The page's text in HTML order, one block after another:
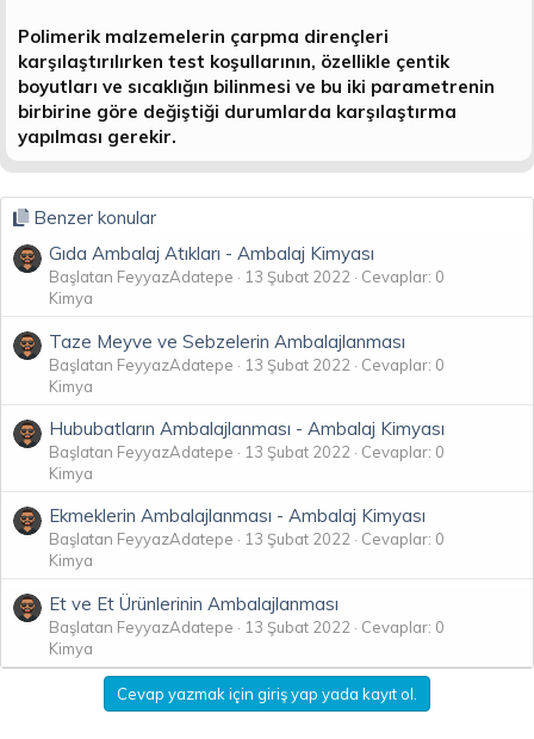
Polimerik malzemelerin çarpma dirençleri
karşılaştırılırken test koşullarının, özellikle çentik
boyutları ve sıcaklığın bilinmesi ve bu iki parametrenin
birbirine göre değiştiği durumlarda karşılaştırma
yapılması gerekir.
Benzer konular
Gıda Ambalaj Atıkları - Ambalaj Kimyası
Başlatan FeyyazAdatepe 13 Şubat 2022
Cevaplar: 0
Kimya
Taze Meyve ve Sebzelerin Ambalajlanması
Başlatan FeyyazAdatepe 13 Şubat 2022
Cevaplar: 0
Kimya
Hububatların Ambalajlanması - Ambalaj Kimyası
Başlatan FeyyazAdatepe 13 Şubat 2022
Cevaplar: 0
Kimya
Ekmeklerin Ambalajlanması - Ambalaj Kimyası
Başlatan FeyyazAdatepe 13 Şubat 2022
Cevaplar: 0
Kimya
Et ve Et Ürünlerinin Ambalajlanması
Başlatan FeyyazAdatepe 13 Şubat 2022
Cevaplar: 0
Kimya
Cevap yazmak için giriş yap yada kayıt ol.